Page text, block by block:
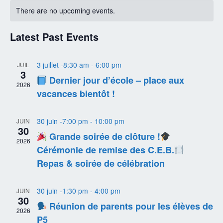
date.
of
There are no upcoming events.
Latest Past Events
JUIL
3
2026
3 juillet -8:30 am - 6:00 pm
Dernier jour d’école – place aux
vacances bientôt !
JUIN
30
2026
30 juin -7:00 pm - 10:00 pm
Grande soirée de clôture !
Cérémonie de remise des C.E.B.
Repas & soirée de célébration
JUIN
30
2026
30 juin -1:30 pm - 4:00 pm
Réunion de parents pour les élèves de
P5